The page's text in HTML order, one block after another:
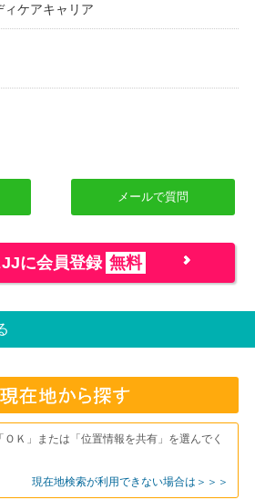
ケアキャリア
メールで質問
に会員登録 無料
Ｋ」または「位置情報を共有」を選んでく
現在地検索が利用できない場合は＞＞＞